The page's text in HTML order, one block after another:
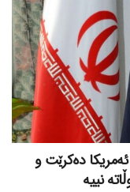
دەکرێت و
نییە